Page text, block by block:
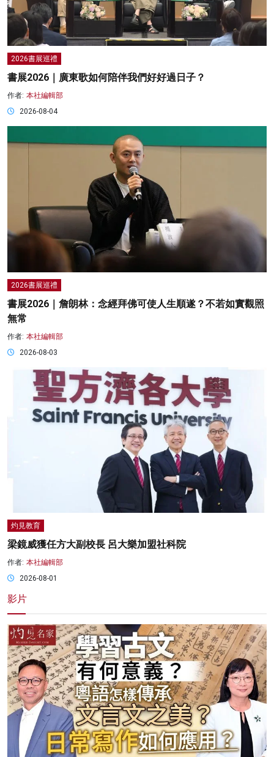
2026書展巡禮
書展2026｜廣東歌如何陪伴我們好好過日子？
作者: 本社編輯部
2026-08-04
2026書展巡禮
書展2026｜詹朗林：念經拜佛可使人生順遂？不若如實觀照
無常
作者: 本社編輯部
2026-08-03
灼見教育
梁鏡威獲任方大副校長 呂大樂加盟社科院
作者: 本社編輯部
2026-08-01
影片